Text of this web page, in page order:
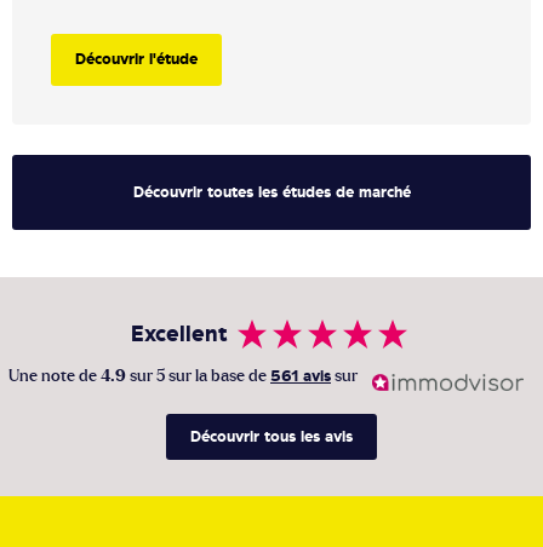
Découvrir l'étude
Découvrir toutes les études de marché
Excellent
Une note de 4.9 sur 5 sur la base de 561 avis sur
Découvrir tous les avis